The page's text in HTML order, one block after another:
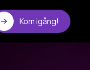
Kom igång!